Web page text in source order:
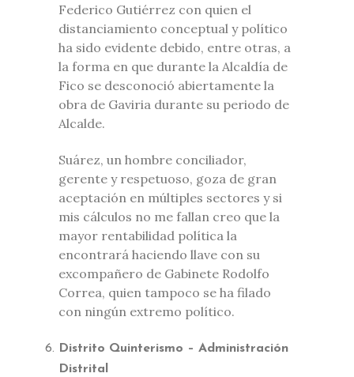
Federico Gutiérrez con quien el
distanciamiento conceptual y político
ha sido evidente debido, entre otras, a
la forma en que durante la Alcaldía de
Fico se desconoció abiertamente la
obra de Gaviria durante su periodo de
Alcalde.
Suárez, un hombre conciliador,
gerente y respetuoso, goza de gran
aceptación en múltiples sectores y si
mis cálculos no me fallan creo que la
mayor rentabilidad política la
encontrará haciendo llave con su
excompañero de Gabinete Rodolfo
Correa, quien tampoco se ha filado
con ningún extremo político.
Distrito Quinterismo – Administración
Distrital